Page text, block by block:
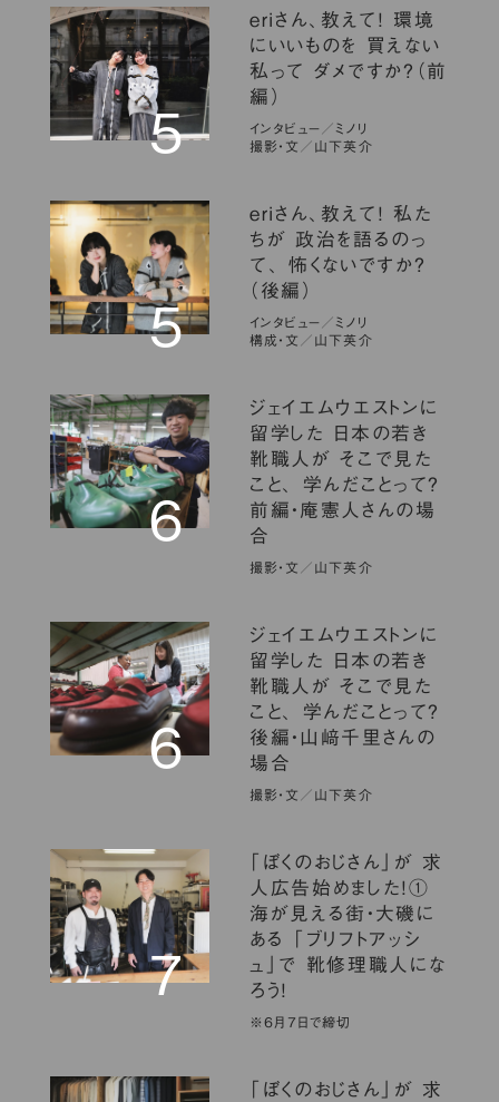
5
eriさん、教えて！ 環境
にいいものを 買えない
私って ダメですか？（前
編）
インタビュー／ミノリ
撮影・文／山下英介
5
eriさん、教えて！ 私た
ちが 政治を語るのっ
て、 怖くないですか？
（後編）
インタビュー／ミノリ
構成・文／山下英介
６
ジェイエムウエストンに
留学した 日本の若き
靴職人が そこで見た
こと、 学んだことって？
前編・庵憲人さんの場
合
撮影・文／山下英介
６
ジェイエムウエストンに
留学した 日本の若き
靴職人が そこで見た
こと、 学んだことって？
後編・山﨑千里さんの
場合
撮影・文／山下英介
7
「ぼくのおじさん」が 求
人広告始めました！①
海が見える街・大磯に
ある 「ブリフトアッシ
ュ」で 靴修理職人にな
ろう！
※６月７日で締切
「ぼくのおじさん」が 求